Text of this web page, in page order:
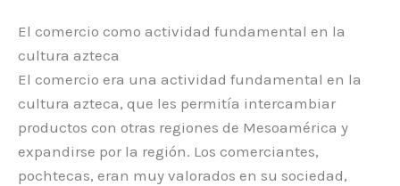
El comercio como actividad fundamental en la
cultura azteca
El comercio era una actividad fundamental en la
cultura azteca, que les permitía intercambiar
productos con otras regiones de Mesoamérica y
expandirse por la región. Los comerciantes,
pochtecas, eran muy valorados en su sociedad,